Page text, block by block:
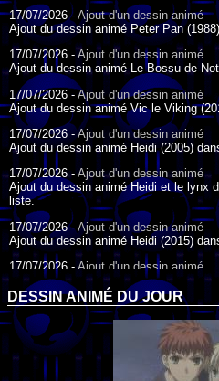
17/07/2026 - Ajout d'un dessin animé
Ajout du dessin animé Peter Pan
17/07/2026 - Ajout d'un dessin animé
Ajout du dessin animé Le Bossu de
17/07/2026 -Ajout d'un dessin animé
Ajout du dessin animé Vic le Viking
17/07/2026 -Ajout d'un dessin animé
Ajout du dessin animé Heidi (2005)
17/07/2026 -Ajout d'un dessin animé
Ajout du dessin animé Heidi et le lynx
liste.
17/07/2026 -Ajout d'un dessin animé
Ajout du dessin animé Heidi (2015)
17/07/2026 - Ajout d'un dessin animé
Ajout du dessin animé Heidi (1995)
09/07/2026 -Ajout d'un dessin animé
Ajout du dessin animé Genki
liste.
04/07/2026 -Ajout d'un dessin animé
Ajout du dessin animé Vilain Petit
DESSIN ANIMÉ DU JOUR